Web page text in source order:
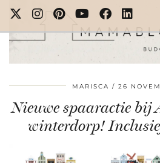
MARISCA 26
Nieuwe spaaractie bij
winterdorp!